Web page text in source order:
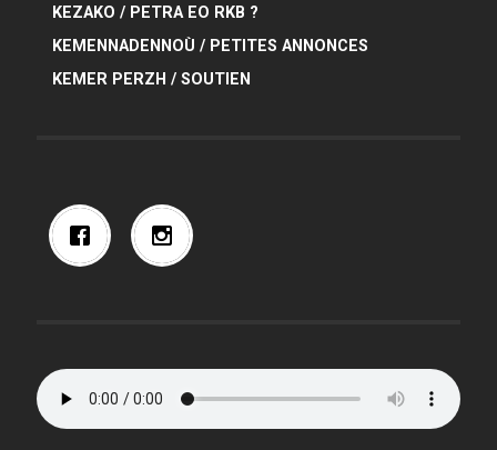
KEZAKO / PETRA EO RKB ?
KEMENNADENNOÙ / PETITES ANNONCES
KEMER PERZH / SOUTIEN